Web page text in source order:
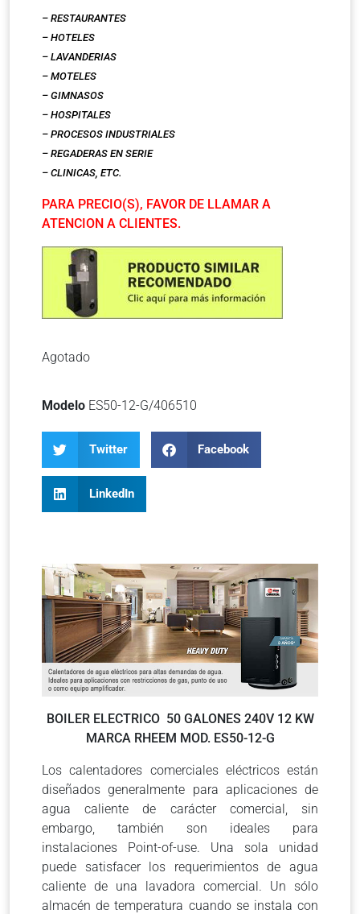
– RESTAURANTES
– HOTELES
– LAVANDERIAS
– MOTELES
– GIMNASOS
– HOSPITALES
– PROCESOS INDUSTRIALES
– REGADERAS EN SERIE
– CLINICAS, ETC.
PARA PRECIO(S), FAVOR DE LLAMAR A
ATENCION A CLIENTES.
Agotado
Modelo ES50-12-G/406510
Twitter Facebook
LinkedIn
BOILER ELECTRICO 50 GALONES 240V 12 KW
MARCA RHEEM MOD. ES50-12-G
Los calentadores comerciales eléctricos están
diseñados generalmente para aplicaciones de
agua caliente de carácter comercial, sin
embargo, también son ideales para
instalaciones Point-of-use. Una sola unidad
puede satisfacer los requerimientos de agua
caliente de una lavadora comercial. Un sólo
almacén de temperatura cuando se instala con